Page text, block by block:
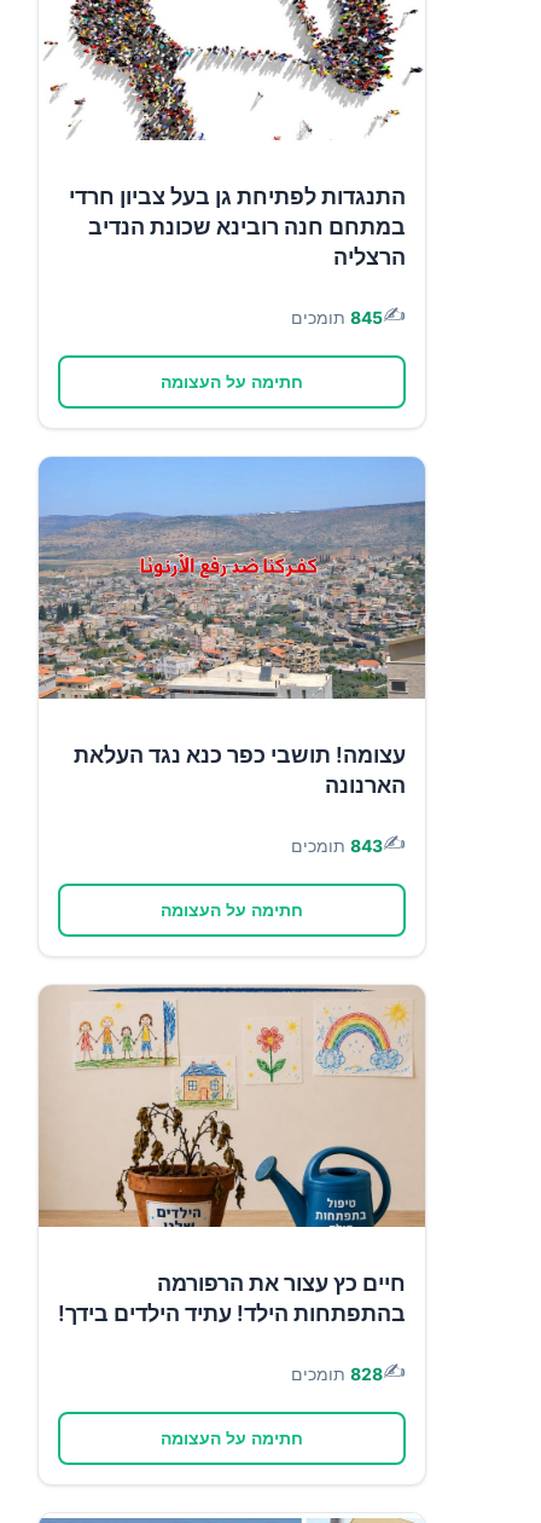
התנגדות לפתיחת גן בעל צביון חרדי
במתחם חנה רובינא שכונת הנדיב
הרצליה
✍️
845 תומכים
חתימה על העצומה
עצומה! תושבי כפר כנא נגד העלאת
הארנונה
✍️
843 תומכים
חתימה על העצומה
חיים כץ עצור את הרפורמה
בהתפתחות הילד! עתיד הילדים בידך!
✍️
828 תומכים
חתימה על העצומה